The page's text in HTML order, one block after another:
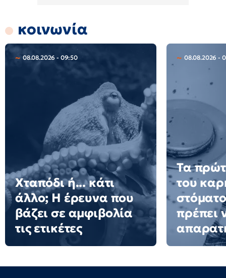
κοινωνία
08.08.2026 - 09:50
Χταπόδι ή... κάτι
άλλο; Η έρευνα που
βάζει σε αμφιβολία
τις ετικέτες
08.08.2026 -
Τα
του
πρέπει